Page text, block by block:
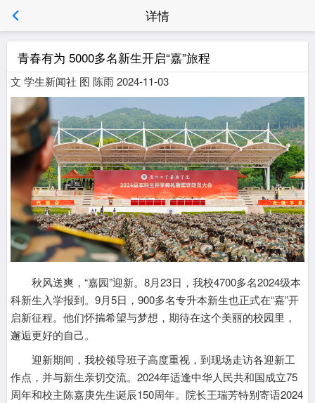
详情
青春有为 5000多名新生开启“嘉”旅程
文 学生新闻社 图 陈雨 2024-11-03
秋风送爽，“嘉园”迎新。8月23日，我校4700多名2024级本
科新生入学报到。9月5日，900多名专升本新生也正式在“嘉”开
启新征程。他们怀揣希望与梦想，期待在这个美丽的校园里，
邂逅更好的自己。
迎新期间，我校领导班子高度重视，到现场走访各迎新工
作点，并与新生亲切交流。2024年适逢中华人民共和国成立75
周年和校主陈嘉庚先生诞辰150周年。院长王瑞芳特别寄语2024